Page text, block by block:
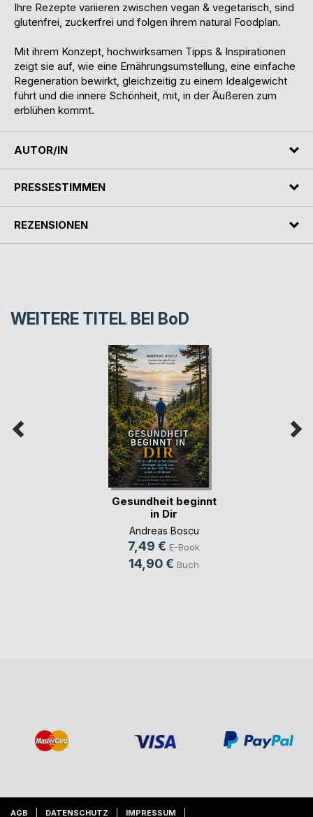
Ihre Rezepte variieren zwischen vegan & vegetarisch, sind
glutenfrei, zuckerfrei und folgen ihrem natural Foodplan.
Mit ihrem Konzept, hochwirksamen Tipps & Inspirationen
zeigt sie auf, wie eine Ernährungsumstellung, eine einfache
Regeneration bewirkt, gleichzeitig zu einem Idealgewicht
führt und die innere Schönheit, mit, in der Äußeren zum
erblühen kommt.
AUTOR/IN
PRESSESTIMMEN
REZENSIONEN
WEITERE TITEL BEI BoD
Gesundheit beginnt
in Dir
Andreas Boscu
7,49 € E-Book
14,90 € Buch
AGB DATENSCHUTZ IMPRESSUM